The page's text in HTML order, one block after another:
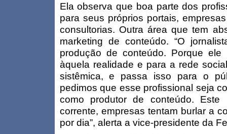
Ela observa que boa parte dos
para seus próprios portais,
consultorias. Outra área que tem
marketing de conteúdo. “O
produção de conteúdo. Porque ele
àquela realidade e para a rede
sistêmica, e passa isso para o
pedimos que esse profissional seja
como produtor de conteúdo.
corrente, empresas tentam burlar a
por dia”, alerta a vice-presidente da